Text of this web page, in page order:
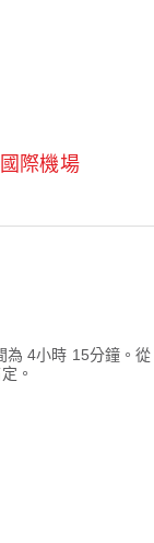
際機場
為4小時 15分鐘 。從
。